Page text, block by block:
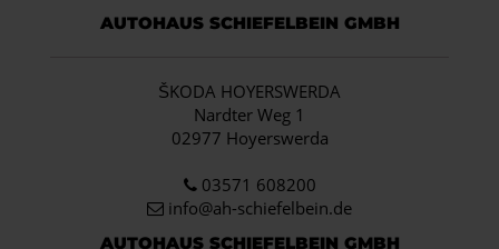
AUTOHAUS SCHIEFELBEIN GMBH
ŠKODA HOYERSWERDA
Nardter Weg 1
02977 Hoyerswerda
03571 608200
info@ah-schiefelbein.de
AUTOHAUS SCHIEFELBEIN GMBH